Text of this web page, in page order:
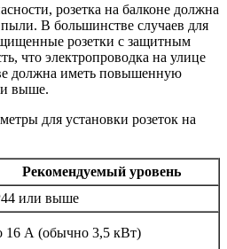
розетка на балконе должна
В большинстве случаев для
розетки с защитным
что электропроводка на улице
должна иметь повышенную
выше.
для установки розеток на
Рекомендуемый уровень
или выше
16 А (обычно 3,5 кВт)